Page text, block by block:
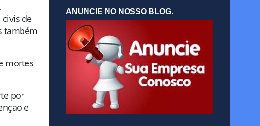
civis de
também
mortes
por
e
ANUNCIE NO NOSSO BLOG.